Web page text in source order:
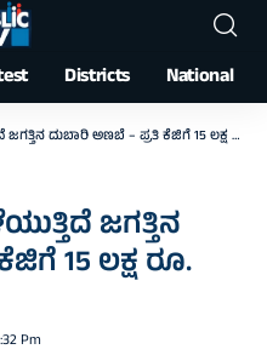
Districts National
ದುಬಾರಿ ಅಣಬೆ – ಪ್ರತಿ ಕೆಜಿಗೆ 15 ಲಕ್ಷ ರೂ.
ಜಗತ್ತಿನ
15 ಲಕ್ಷ ರೂ.
Pm